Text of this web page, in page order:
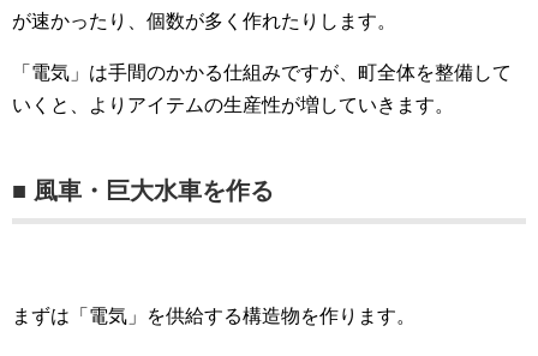
が速かったり、個数が多く作れたりします。
「電気」は手間のかかる仕組みですが、町全体を整備して
いくと、よりアイテムの生産性が増していきます。
■ 風車・巨大水車を作る
まずは「電気」を供給する構造物を作ります。